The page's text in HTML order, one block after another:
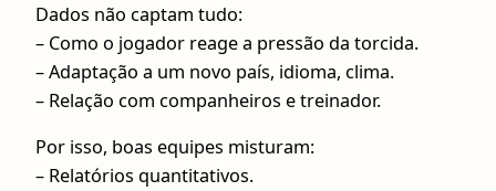
Dados não captam tudo:
– Como o jogador reage a pressão da torcida.
– Adaptação a um novo país, idioma, clima.
– Relação com companheiros e treinador.
Por isso, boas equipes misturam:
– Relatórios quantitativos.